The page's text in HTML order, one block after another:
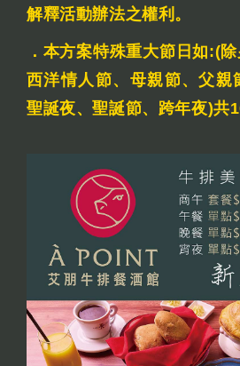
解釋活動辦法之權利。
．本方案特殊重大節日如:(除
西洋情人節、母親節、父親
聖誕夜、聖誕節、跨年夜)共